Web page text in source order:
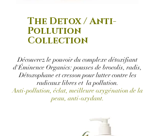
The Detox / Anti-
Pollution
Collection
Découvrez le pouvoir du complexe détoxifiant
d'Éminence Organics: pousses de brocolis, radis,
Détoxophane et cresson pour lutter contre les
radicaux libres et la pollution.
Anti-pollution, éclat, meilleure oxygénation de la
peau, anti-oxydant.